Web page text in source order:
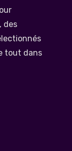
des
tout dans